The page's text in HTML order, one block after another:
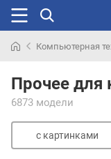
раньше
Компьютерная
Прочее для
6873 модели
с картинками